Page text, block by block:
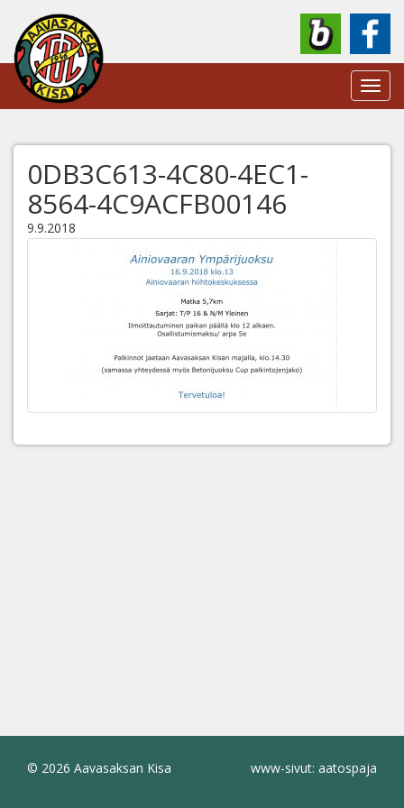
0DB3C613-4C80-4EC1-
8564-4C9ACFB00146
9.9.2018
© 2026 Aavasaksan Kisa www-sivut: aatospaja